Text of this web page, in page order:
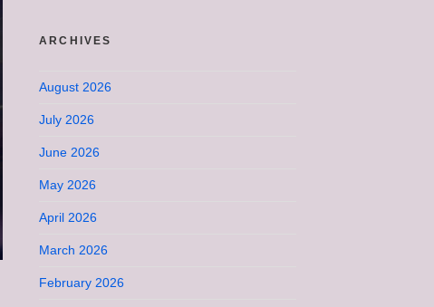
ARCHIVES
August 2026
July 2026
June 2026
May 2026
April 2026
March 2026
February 2026